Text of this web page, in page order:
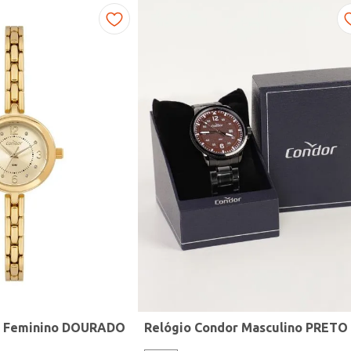
DOURADO Relógio Condor Masculino PRETO